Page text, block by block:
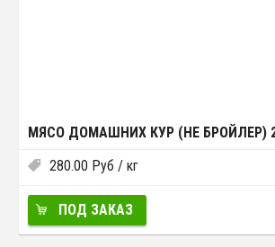
МЯСО ДОМАШНИХ КУР (НЕ БРОЙЛЕР)
280.00 Руб / кг
ПОД ЗАКАЗ